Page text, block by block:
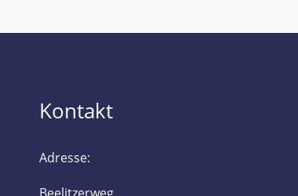
Kontakt
Adresse: